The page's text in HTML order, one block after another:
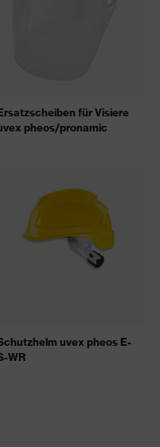
für Visiere
pheos/pronamic
uvex pheos E-
WR